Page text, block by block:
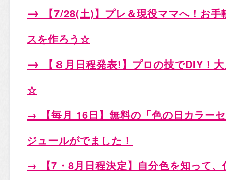
→ 【7/28(土)】プレ＆現役ママへ！お
スを作ろう☆
→ 【８月日程発表!】プロの技でDIY！
☆
→ 【毎月 16日】無料の「色の日カラー
ジュールがでました！
→ 【7・8月日程決定】自分色を知って、